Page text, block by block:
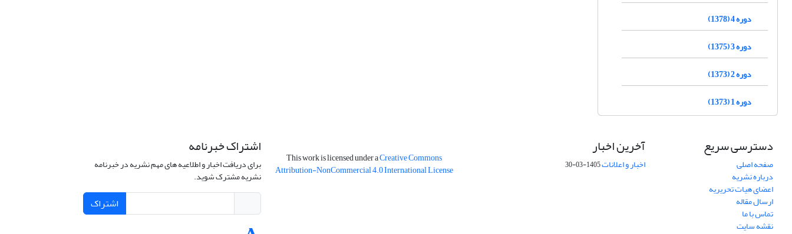
دوره 4 (1378)
دوره 3 (1375)
دوره 2 (1373)
دوره 1 (1373)
دسترسی سریع
صفحه اصلی
درباره نشریه
اعضای هیات تحریریه
ارسال مقاله
تماس با ما
نقشه سایت
آخرین اخبار
اخبار و اعلانات1405-03-30
This work is licensed under aCreative Commons
Attribution-NonCommercial 4.0 International License
اشتراک خبرنامه
برای دریافت اخبار و اطلاعیه های مهم نشریه در خبرنامه
نشریه مشترک شوید.
اشتراک